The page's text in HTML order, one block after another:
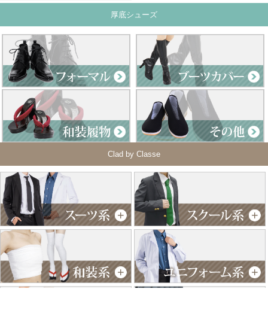
厚底シューズ
Clad by Classe